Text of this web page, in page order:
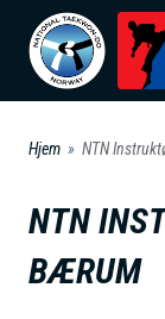
Hjem NTN
NTN
BÆRUM